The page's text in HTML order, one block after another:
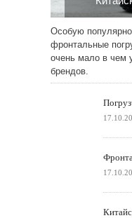
Особую
фронтальные
очень мало в чем
брендов.